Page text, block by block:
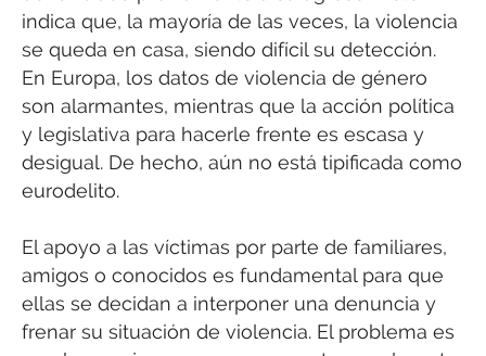
indica que, la mayoría de las veces, la violencia
se queda en casa, siendo difícil su detección.
En Europa, los datos de violencia de género
son alarmantes, mientras que la acción política
y legislativa para hacerle frente es escasa y
desigual. De hecho, aún no está tipificada como
eurodelito.
El apoyo a las víctimas por parte de familiares,
amigos o conocidos es fundamental para que
ellas se decidan a interponer una denuncia y
frenar su situación de violencia. El problema es